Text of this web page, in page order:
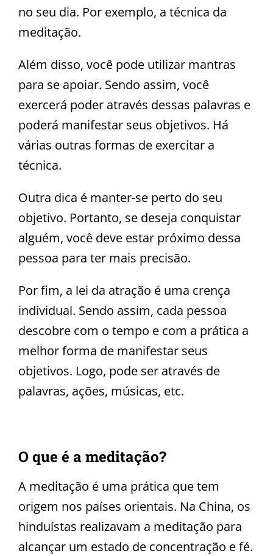
no seu dia. Por exemplo, a técnica da
meditação.
Além disso, você pode utilizar mantras
para se apoiar. Sendo assim, você
exercerá poder através dessas palavras e
poderá manifestar seus objetivos. Há
várias outras formas de exercitar a
técnica.
Outra dica é manter-se perto do seu
objetivo. Portanto, se deseja conquistar
alguém, você deve estar próximo dessa
pessoa para ter mais precisão.
Por fim, a lei da atração é uma crença
individual. Sendo assim, cada pessoa
descobre com o tempo e com a prática a
melhor forma de manifestar seus
objetivos. Logo, pode ser através de
palavras, ações, músicas, etc.
O que é a meditação?
A meditação é uma prática que tem
origem nos países orientais. Na China, os
hinduístas realizavam a meditação para
alcançar um estado de concentração e fé.